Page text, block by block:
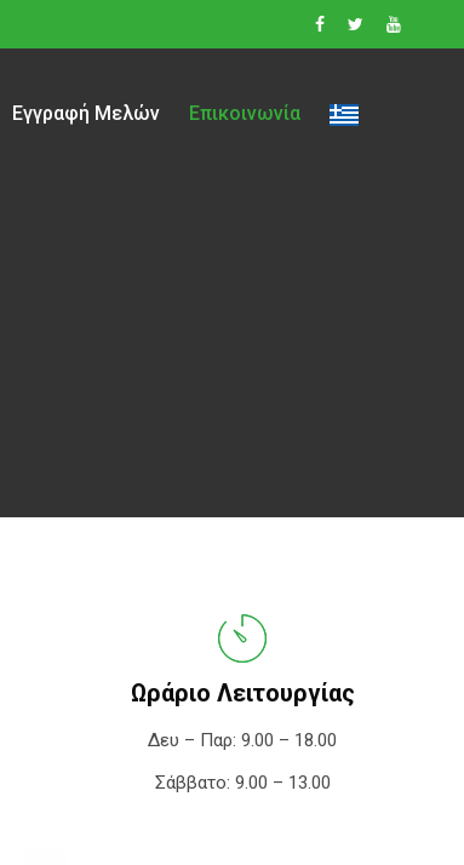
Εγγραφή Μελών Επικοινωνία
Ωράριο Λειτουργίας
Δευ – Παρ: 9.00 – 18.00
Σάββατο: 9.00 – 13.00